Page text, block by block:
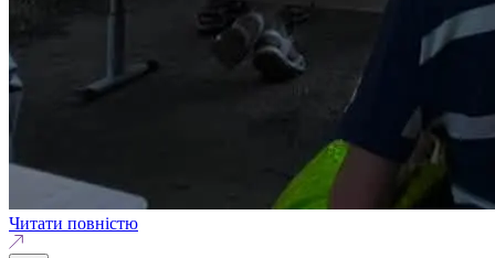
Читати повністю